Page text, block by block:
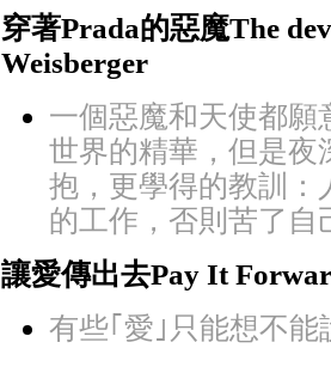
穿著Prada的惡魔The
Weisberger
一個惡魔和天使都願
世界的精華，但是夜
抱，更學得的教訓：
的工作，否則苦了自
讓愛傳出去Pay It
有些｢愛｣只能想不